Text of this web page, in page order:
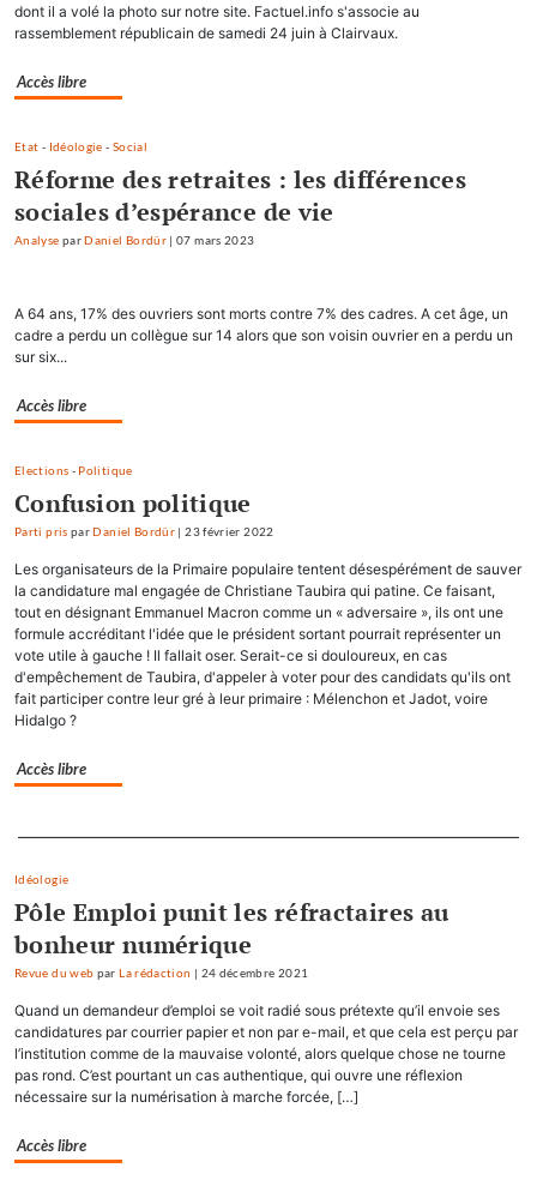
dont il a volé la photo sur notre site. Factuel.info s'associe au
rassemblement républicain de samedi 24 juin à Clairvaux.
Accès libre
Etat - Idéologie - Social
Réforme des retraites : les différences
sociales d’espérance de vie
Analyse parDaniel Bordür |07 mars 2023
A 64 ans, 17% des ouvriers sont morts contre 7% des cadres. A cet âge, un
cadre a perdu un collègue sur 14 alors que son voisin ouvrier en a perdu un
sur six...
Accès libre
Elections - Politique
Confusion politique
Parti pris parDaniel Bordür |23 février 2022
Les organisateurs de la Primaire populaire tentent désespérément de sauver
la candidature mal engagée de Christiane Taubira qui patine. Ce faisant,
tout en désignant Emmanuel Macron comme un « adversaire », ils ont une
formule accréditant l'idée que le président sortant pourrait représenter un
vote utile à gauche ! Il fallait oser. Serait-ce si douloureux, en cas
d'empêchement de Taubira, d'appeler à voter pour des candidats qu'ils ont
fait participer contre leur gré à leur primaire : Mélenchon et Jadot, voire
Hidalgo ?
Accès libre
Idéologie
Pôle Emploi punit les réfractaires au
bonheur numérique
Revue du web parLa rédaction | 24 décembre 2021
Quand un demandeur d’emploi se voit radié sous prétexte qu’il envoie ses
candidatures par courrier papier et non par e-mail, et que cela est perçu par
l’institution comme de la mauvaise volonté, alors quelque chose ne tourne
pas rond. C’est pourtant un cas authentique, qui ouvre une réflexion
nécessaire sur la numérisation à marche forcée, […]
Accès libre